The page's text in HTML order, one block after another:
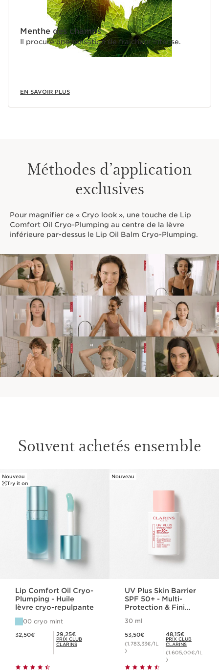
Menthe des champs
Il procure une sensation de fraicheur intense.
EN SAVOIR PLUS
Méthodes d’application
exclusives
Pour magnifier ce « Cryo look », une touche de Lip
Comfort Oil Cryo-Plumping au centre de la lèvre
inférieure par-dessus le Lip Oil Balm Cryo-Plumping.
Souvent achetés ensemble
ALLER AU CONTENU
Nouveau
Try it on
Lip Comfort Oil Cryo-
Plumping - Huile
lèvre cryo-repulpante
00 cryo mint
32,50€ Prix Club Clarins 29,25€
29,25€
PRIX CLUB
CLARINS
Nouveau
UV Plus Skin Barrier
SPF 50+ - Multi-
Protection & Fini
30 ml
53,50€
(1.783,33€/1L
)
Prix Club Clarins 48,15€
48,15€
PRIX CLUB
CLARINS
(1.605,00€/1L
)